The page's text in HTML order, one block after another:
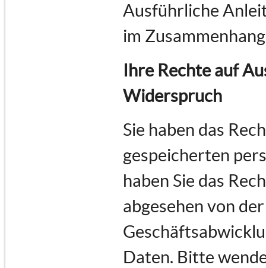
Ausführliche
im
Ihre Rechte auf
Widerspruch
Sie haben das
gespeicherten
haben Sie das
abgesehen von
Daten. Bitte